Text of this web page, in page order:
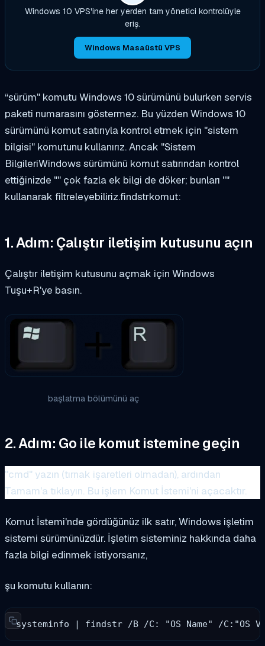
Windows 10 VPS'ine her yerden tam yönetici kontrolüyle
eriş.
Windows Masaüstü VPS
“sürüm" komutu Windows 10 sürümünü bulurken servis
paketi numarasını göstermez. Bu yüzden Windows 10
sürümünü komut satırıyla kontrol etmek için "sistem
bilgisi" komutunu kullanırız. Ancak "Sistem
BilgileriWindows sürümünü komut satırından kontrol
ettiğinizde "" çok fazla ek bilgi de döker; bunları ""
kullanarak filtreleyebiliriz.findstrkomut:
1. Adım: Çalıştır iletişim kutusunu açın
Çalıştır iletişim kutusunu açmak için Windows
Tuşu+R'ye basın.
başlatma bölümünü aç
2. Adım: Go ile komut istemine geçin
"cmd" yazın (tırnak işaretleri olmadan), ardından
Tamam'a tıklayın. Bu işlem Komut İstemi'ni açacaktır.
Komut İstemi'nde gördüğünüz ilk satır, Windows işletim
sistemi sürümünüzdür. İşletim sisteminiz hakkında daha
fazla bilgi edinmek istiyorsanız,
şu komutu kullanın:
systeminfo | findstr /B /C: "OS Name" /C:"OS